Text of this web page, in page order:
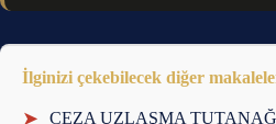
İlginizi çekebilecek diğer
➤ CEZA UZLAŞMA